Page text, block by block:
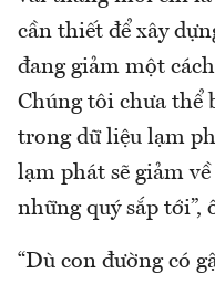
cần thiết để xây
đang giảm một
Chúng tôi chưa thể
trong dữ liệu lạm
lạm phát sẽ giảm
những quý sắp tới”,
“Dù con đường có